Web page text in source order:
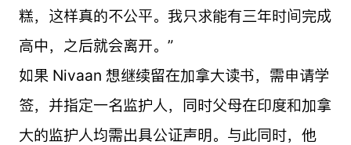
糕，这样真的不公平。我只求能有三年时间完成
高中，之后就会离开。”
如果 Nivaan 想继续留在加拿大读书，需申请学
签，并指定一名监护人，同时父母在印度和加拿
大的监护人均需出具公证声明。与此同时，他